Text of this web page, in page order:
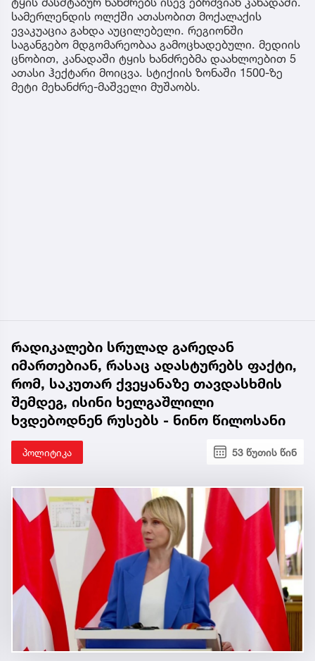
სამერლენდის ოლქში ათასობით მოქალაქის
ევაკუაცია გახდა აუცილებელი. რეგიონში
საგანგებო მდგომარეობაა გამოცხადებული. მედიის
ცნობით, კანადაში ტყის ხანძრებმა დაახლოებით 5
ათასი ჰექტარი მოიცვა. სტიქიის ზონაში 1500-ზე
მეტი მეხანძრე-მაშველი მუშაობს.
რადიკალები სრულად გარედან
იმართებიან, რასაც ადასტურებს ფაქტი,
რომ, საკუთარ ქვეყანაზე თავდასხმის
შემდეგ, ისინი ხელგაშლილი
ხვდებოდნენ რუსებს - ნინო წილოსანი
პოლიტიკა 53 წუთის წინ